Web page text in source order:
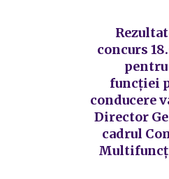
concurs
pentru
funcției
conducere
Director
cadrul